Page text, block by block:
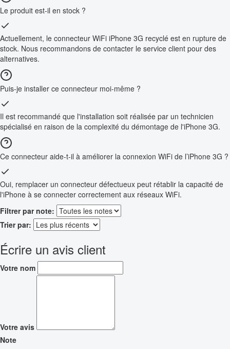
Le produit est-il en stock ?
Actuellement, le connecteur WiFi iPhone 3G recyclé est en rupture de
stock. Nous recommandons de contacter le service client pour des
alternatives.
Puis-je installer ce connecteur moi-même ?
Il est recommandé que l'installation soit réalisée par un technicien
spécialisé en raison de la complexité du démontage de l'iPhone 3G.
Ce connecteur aide-t-il à améliorer la connexion WiFi de l’iPhone 3G ?
Oui, remplacer un connecteur défectueux peut rétablir la capacité de
l'iPhone à se connecter correctement aux réseaux WiFi.
Filtrer par note:
Trier par:
Écrire un avis client
Votre nom
Votre avis
Note